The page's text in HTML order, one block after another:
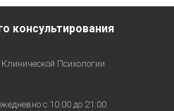
консультирования
Психологии
с 10:00 до 21:00